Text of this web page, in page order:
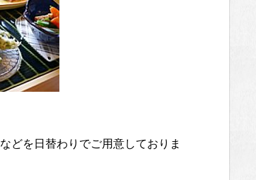
どを日替わりでご用意しておりま